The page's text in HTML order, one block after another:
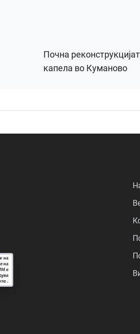
Почна
капела во Куманово